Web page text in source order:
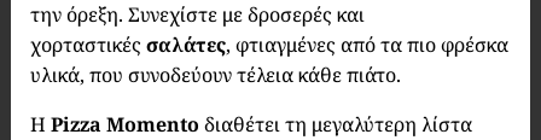
την όρεξη. Συνεχίστε με δροσερές και
χορταστικές σαλάτες, φτιαγμένες από τα πιο φρέσκα
υλικά, που συνοδεύουν τέλεια κάθε πιάτο.
Η Pizza Momento διαθέτει τη μεγαλύτερη λίστα